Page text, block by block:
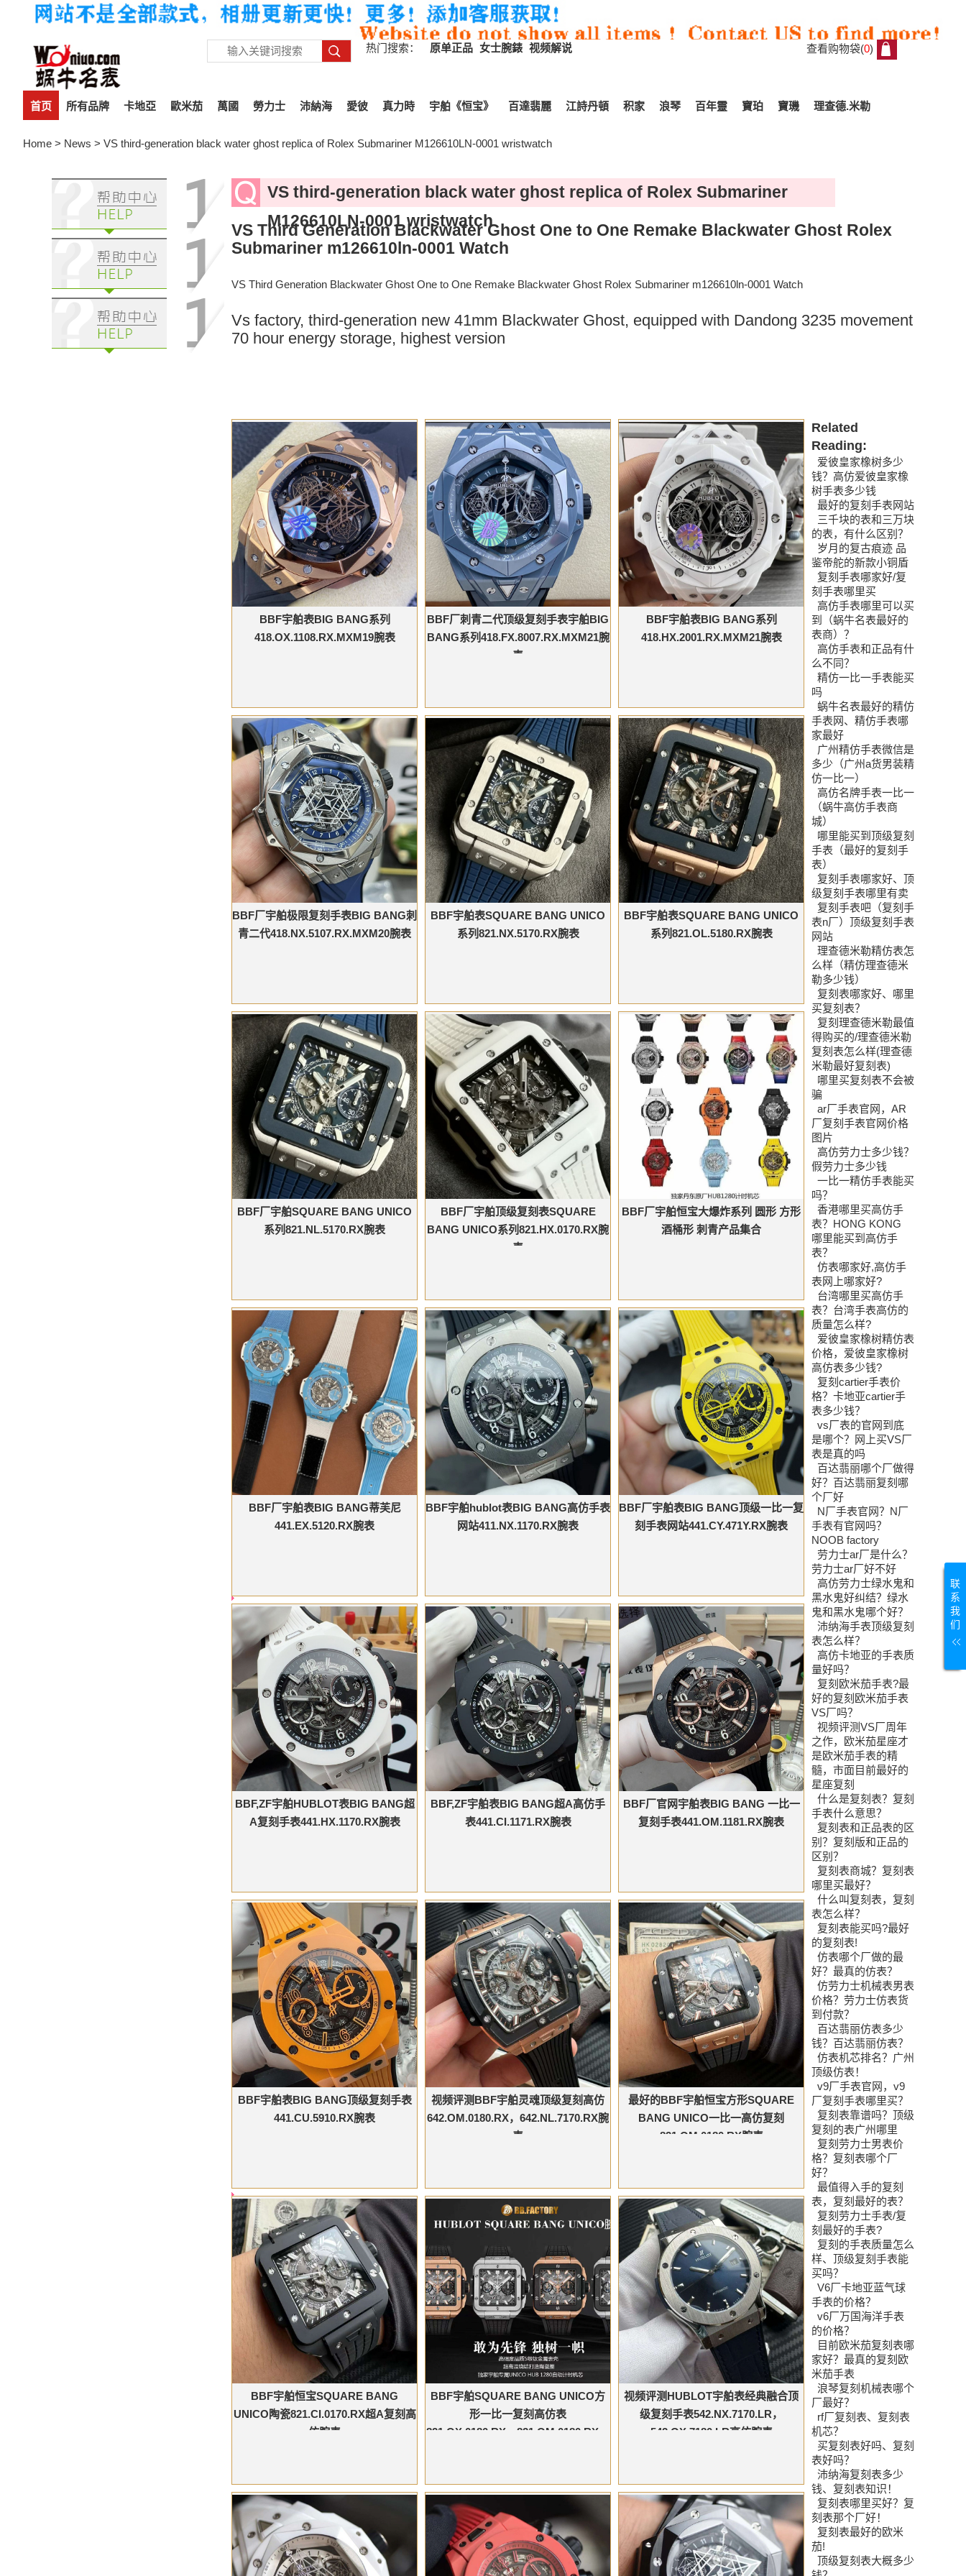
热门搜索： 原单正品 女士腕錶 视频解说 查看购物袋(0)
首页 所有品牌 卡地亞 歐米茄 萬國 勞力士 沛納海 愛彼 真力時 宇舶《恒宝》 百達翡麗 江詩丹頓 积家 浪琴 百年靈 寶珀 寶璣 理查德.米勒
Home > News > VS third-generation black water ghost replica of Rolex Submariner M126610LN-0001 wristwatch
VS third-generation black water ghost replica of Rolex Submariner
M126610LN-0001 wristwatch
VS Third Generation Blackwater Ghost One to One Remake Blackwater Ghost Rolex
Submariner m126610ln-0001 Watch
VS Third Generation Blackwater Ghost One to One Remake Blackwater Ghost Rolex Submariner m126610ln-0001 Watch
Vs factory, third-generation new 41mm Blackwater Ghost, equipped with Dandong 3235 movement
70 hour energy storage, highest version
BBF宇舶表BIG BANG系列
418.OX.1108.RX.MXM19腕表
BBF厂刺青二代顶级复刻手表宇舶BIG
BANG系列418.FX.8007.RX.MXM21腕
表
BBF宇舶表BIG BANG系列
418.HX.2001.RX.MXM21腕表
BBF厂宇舶极限复刻手表BIG BANG刺
青二代418.NX.5107.RX.MXM20腕表
BBF宇舶表SQUARE BANG UNICO
系列821.NX.5170.RX腕表
BBF宇舶表SQUARE BANG UNICO
系列821.OL.5180.RX腕表
BBF厂宇舶SQUARE BANG UNICO
系列821.NL.5170.RX腕表
BBF厂宇舶顶级复刻表SQUARE
BANG UNICO系列821.HX.0170.RX腕
表
BBF厂宇舶恒宝大爆炸系列 圆形 方形
酒桶形 刺青产品集合
BBF厂宇舶表BIG BANG蒂芙尼
441.EX.5120.RX腕表
BBF宇舶hublot表BIG BANG高仿手表
网站411.NX.1170.RX腕表
BBF厂宇舶表BIG BANG顶级一比一复
刻手表网站441.CY.471Y.RX腕表
BBF,ZF宇舶HUBLOT表BIG BANG超
A复刻手表441.HX.1170.RX腕表
BBF,ZF宇舶表BIG BANG超A高仿手
表441.CI.1171.RX腕表
BBF厂官网宇舶表BIG BANG 一比一
复刻手表441.OM.1181.RX腕表
BBF宇舶表BIG BANG顶级复刻手表
441.CU.5910.RX腕表
视频评测BBF宇舶灵魂顶级复刻高仿
642.OM.0180.RX，642.NL.7170.RX腕
表
最好的BBF宇舶恒宝方形SQUARE
BANG UNICO一比一高仿复刻
821.OM.0180.RX腕表
BBF宇舶恒宝SQUARE BANG
UNICO陶瓷821.CI.0170.RX超A复刻高
仿腕表
BBF宇舶SQUARE BANG UNICO方
形一比一复刻高仿表
821.OX.0180.RX，821.OM.0180.RX，
视频评测HUBLOT宇舶表经典融合顶
级复刻手表542.NX.7170.LR，
542.OX.7180.LR高仿腕表
Related
Reading:
爱彼皇家橡树多少
钱？高仿爱彼皇家橡
树手表多少钱
最好的复刻手表网站
三千块的表和三万块
的表，有什么区别？
岁月的复古痕迹 品
鉴帝舵的新款小铜盾
复刻手表哪家好/复
刻手表哪里买
高仿手表哪里可以买
到（蜗牛名表最好的
表商）？
高仿手表和正品有什
么不同？
精仿一比一手表能买
吗
蜗牛名表最好的精仿
手表网、精仿手表哪
家最好
广州精仿手表微信是
多少（广州a货男装精
仿一比一）
高仿名牌手表一比一
（蜗牛高仿手表商
城）
哪里能买到顶级复刻
手表（最好的复刻手
表）
复刻手表哪家好、顶
级复刻手表哪里有卖
复刻手表吧（复刻手
表n厂）顶级复刻手表
网站
理查德米勒精仿表怎
么样（精仿理查德米
勒多少钱）
复刻表哪家好、哪里
买复刻表？
复刻理查德米勒最值
得购买的/理查德米勒
复刻表怎么样(理查德
米勒最好复刻表)
哪里买复刻表不会被
骗
ar厂手表官网，AR
厂复刻手表官网价格
图片
高仿劳力士多少钱？
假劳力士多少钱
一比一精仿手表能买
吗？
香港哪里买高仿手
表？HONG KONG
哪里能买到高仿手
表？
仿表哪家好,高仿手
表网上哪家好?
台湾哪里买高仿手
表？台湾手表高仿的
质量怎么样?
爱彼皇家橡树精仿表
价格，爱彼皇家橡树
高仿表多少钱?
复刻cartier手表价
格？卡地亚cartier手
表多少钱？
vs厂表的官网到底
是哪个？网上买VS厂
表是真的吗
百达翡丽哪个厂做得
好？百达翡丽复刻哪
个厂好
N厂手表官网？N厂
手表有官网吗？
NOOB factory
劳力士ar厂是什么？
劳力士ar厂好不好
高仿劳力士绿水鬼和
黑水鬼好纠结？绿水
鬼和黑水鬼哪个好？
沛纳海手表顶级复刻
表怎么样？
高仿卡地亚的手表质
量好吗？
复刻欧米茄手表?最
好的复刻欧米茄手表
VS厂吗？
视频评测VS厂周年
之作，欧米茄星座才
是欧米茄手表的精
髓，市面目前最好的
星座复刻
什么是复刻表？复刻
手表什么意思？
复刻表和正品表的区
别？复刻版和正品的
区别？
复刻表商城？复刻表
哪里买最好？
什么叫复刻表，复刻
表怎么样？
复刻表能买吗?最好
的复刻表!
仿表哪个厂做的最
好？最真的仿表？
仿劳力士机械表男表
价格？劳力士仿表货
到付款？
百达翡丽仿表多少
钱？百达翡丽仿表？
仿表机芯排名？广州
顶级仿表！
v9厂手表官网，v9
厂复刻手表哪里买？
复刻表靠谱吗？顶级
复刻的表广州哪里
复刻劳力士男表价
格？复刻表哪个厂
好？
最值得入手的复刻
表，复刻最好的表？
复刻劳力士手表/复
刻最好的手表?
复刻的手表质量怎么
样、顶级复刻手表能
买吗？
V6厂卡地亚蓝气球
手表的价格？
v6厂万国海洋手表
的价格？
目前欧米茄复刻表哪
家好？最真的复刻欧
米茄手表
浪琴复刻机械表哪个
厂最好？
rf厂复刻表、复刻表
机芯？
买复刻表好吗、复刻
表好吗？
沛纳海复刻表多少
钱、复刻表知识！
复刻表哪里买好？复
刻表那个厂好！
复刻表最好的欧米
茄!
顶级复刻表大概多少
联
系
我
们